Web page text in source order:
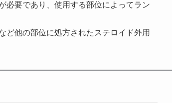
必要であり、使用する部位によってラン
ど他の部位に処方されたステロイド外用